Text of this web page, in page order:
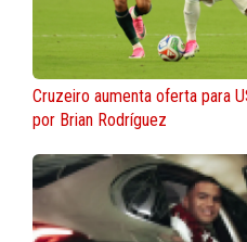
Cruzeiro aumenta oferta para
por Brian Rodríguez